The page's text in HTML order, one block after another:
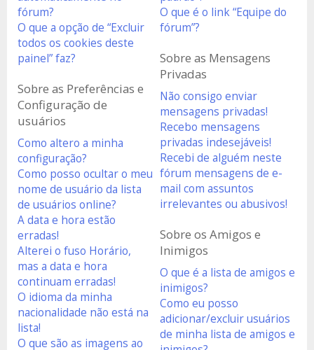
fórum?
O que a opção de “Excluir
todos os cookies deste
painel” faz?
Sobre as Preferências e
Configuração de
usuários
Como altero a minha
configuração?
Como posso ocultar o meu
nome de usuário da lista
de usuários online?
A data e hora estão
erradas!
Alterei o fuso Horário,
mas a data e hora
continuam erradas!
O idioma da minha
nacionalidade não está na
lista!
O que são as imagens ao
O que é o link “Equipe do
fórum”?
Sobre as Mensagens
Privadas
Não consigo enviar
mensagens privadas!
Recebo mensagens
privadas indesejáveis!
Recebi de alguém neste
fórum mensagens de e-
mail com assuntos
irrelevantes ou abusivos!
Sobre os Amigos e
Inimigos
O que é a lista de amigos e
inimigos?
Como eu posso
adicionar/excluir usuários
de minha lista de amigos e